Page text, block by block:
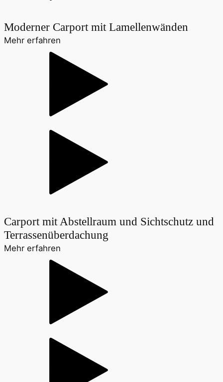
Moderner Carport mit Lamellenwänden
Mehr erfahren
Carport mit Abstellraum und Sichtschutz und
Terrassenüberdachung
Mehr erfahren